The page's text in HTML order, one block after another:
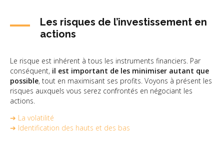
Les risques de l’investissement en
actions
Le risque est inhérent à tous les instruments financiers. Par
conséquent, il est important de les minimiser autant que
possible, tout en maximisant ses profits. Voyons à présent les
risques auxquels vous serez confrontés en négociant les
actions.
➔ La volatilité
➔ Identification des hauts et des bas